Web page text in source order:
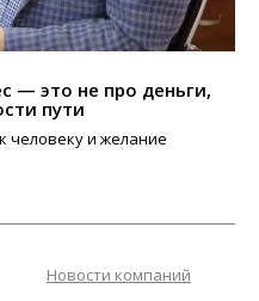
— это не про деньги,
пути
человеку и желание
Новости компаний